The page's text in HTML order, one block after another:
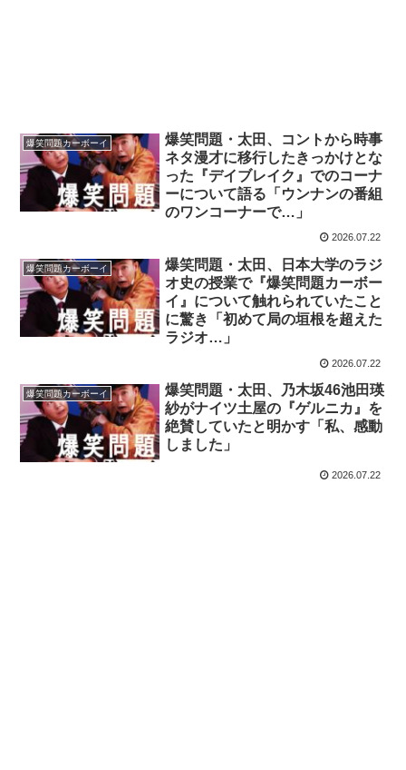
爆笑問題カーボーイ
爆笑問題・太田、コントから時事
ネタ漫才に移行したきっかけとな
った『デイブレイク』でのコーナ
ーについて語る「ウンナンの番組
のワンコーナーで…」
2026.07.22
爆笑問題カーボーイ
爆笑問題・太田、日本大学のラジ
オ史の授業で『爆笑問題カーボー
イ』について触れられていたこと
に驚き「初めて局の垣根を超えた
ラジオ…」
2026.07.22
爆笑問題カーボーイ
爆笑問題・太田、乃木坂46池田瑛
紗がナイツ土屋の『ゲルニカ』を
絶賛していたと明かす「私、感動
しました」
2026.07.22